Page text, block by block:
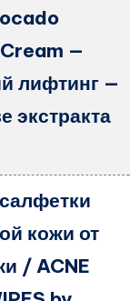
—
лифтинг —
экстракта
кожи от
/ ACNE